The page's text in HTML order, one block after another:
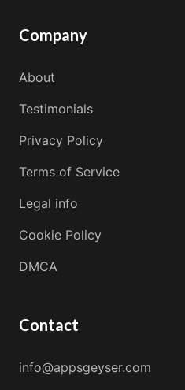
Company
About
Testimonials
Privacy Policy
Terms of Service
Legal info
Cookie Policy
DMCA
Contact
info@appsgeyser.com